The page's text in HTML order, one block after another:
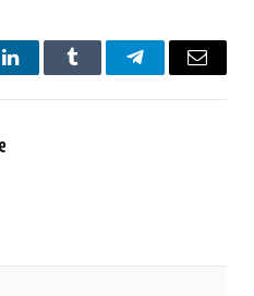
LinkedInTumblr TelegramEmail